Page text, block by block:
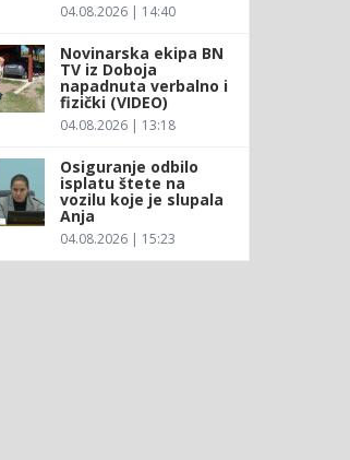
04.08.2026 | 14:40
Novinarska ekipa BN
TV iz Doboja
napadnuta verbalno i
fizički (VIDEO)
04.08.2026 | 13:18
Osiguranje odbilo
isplatu štete na
vozilu koje je slupala
Anja
04.08.2026 | 15:23